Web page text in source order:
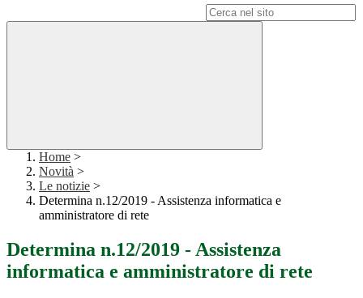
Home >
Novità >
Le notizie >
Determina n.12/2019 - Assistenza informatica e
amministratore di rete
Determina n.12/2019 - Assistenza
informatica e amministratore di rete